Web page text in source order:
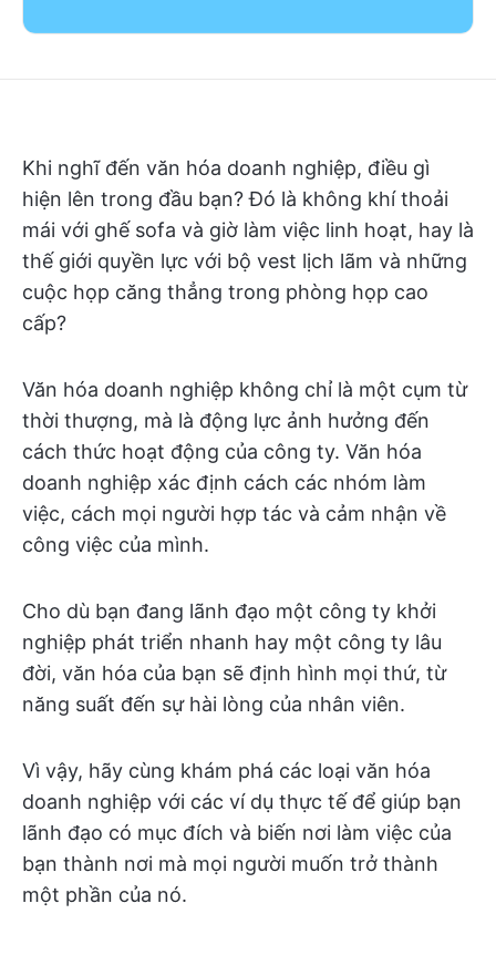
Khi nghĩ đến văn hóa doanh nghiệp, điều gì
hiện lên trong đầu bạn? Đó là không khí thoải
mái với ghế sofa và giờ làm việc linh hoạt, hay là
thế giới quyền lực với bộ vest lịch lãm và những
cuộc họp căng thẳng trong phòng họp cao
cấp?
Văn hóa doanh nghiệp không chỉ là một cụm từ
thời thượng, mà là động lực ảnh hưởng đến
cách thức hoạt động của công ty. Văn hóa
doanh nghiệp xác định cách các nhóm làm
việc, cách mọi người hợp tác và cảm nhận về
công việc của mình.
Cho dù bạn đang lãnh đạo một công ty khởi
nghiệp phát triển nhanh hay một công ty lâu
đời, văn hóa của bạn sẽ định hình mọi thứ, từ
năng suất đến sự hài lòng của nhân viên.
Vì vậy, hãy cùng khám phá các loại văn hóa
doanh nghiệp với các ví dụ thực tế để giúp bạn
lãnh đạo có mục đích và biến nơi làm việc của
bạn thành nơi mà mọi người muốn trở thành
một phần của nó.